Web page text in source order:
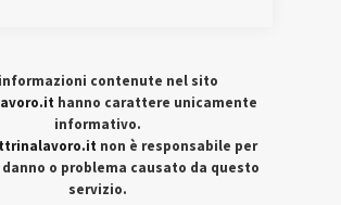
contenute nel sito
hanno carattere unicamente
informativo.
non è responsabile per
o problema causato da questo
servizio.